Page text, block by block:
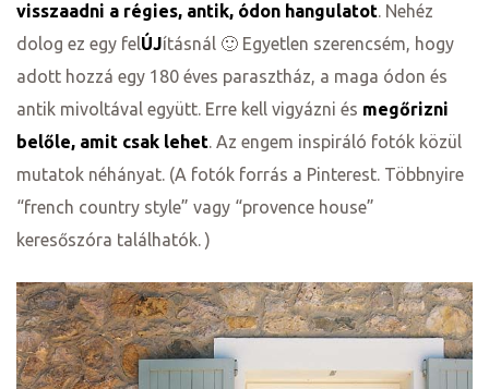
visszaadni a régies, antik, ódon hangulatot. Nehéz
dolog ez egy felÚJításnál 🙂 Egyetlen szerencsém, hogy
adott hozzá egy 180 éves parasztház, a maga ódon és
antik mivoltával együtt. Erre kell vigyázni és megőrizni
belőle, amit csak lehet. Az engem inspiráló fotók közül
mutatok néhányat. (A fotók forrás a Pinterest. Többnyire
“french country style” vagy “provence house”
keresőszóra találhatók. )